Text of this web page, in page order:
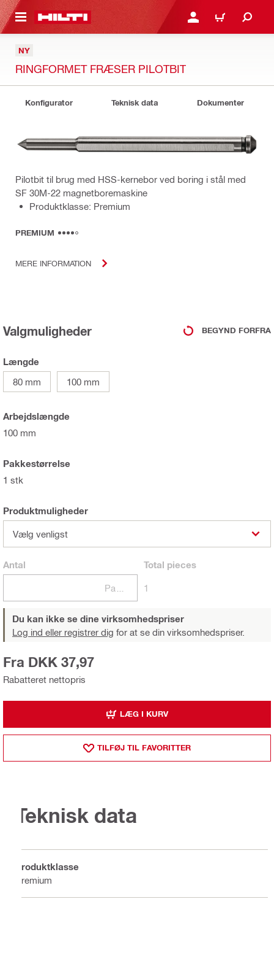
HOVEDINDHOLD LOG IND ELLER
INDKØBSKURV
NY
RINGFORMET FRÆSER PILOTBIT
Konfigurator Teknisk data Dokumenter
Pilotbit til brug med HSS-kernebor ved boring i stål med
SF 30M-22 magnetboremaskine
Produktklasse: Premium
PREMIUM
MERE INFORMATION
Valgmuligheder BEGYND FORFRA
Længde
80 mm
100 mm
Arbejdslængde
100 mm
Pakkestørrelse
1 stk
Produktmuligheder
Vælg venligst
Antal Total pieces
1
Du kan ikke se dine virksomhedspriser
Log ind eller registrer dig for at se din virksomhedspriser.
Rabatteret nettopris
Fra DKK 37,97
LÆG I KURV
TILFØJ TIL FAVORITTER
Teknisk data
Produktklasse
Premium